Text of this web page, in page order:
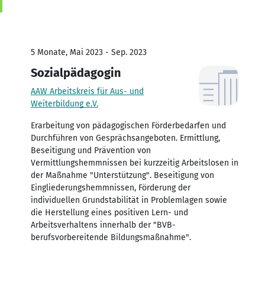
5 Monate, Mai 2023 - Sep. 2023
Sozialpädagogin
AAW Arbeitskreis für Aus- und
Weiterbildung e.V.
Erarbeitung von pädagogischen Förderbedarfen und
Durchführen von Gesprächsangeboten. Ermittlung,
Beseitigung und Prävention von
Vermittlungshemmnissen bei kurzzeitig Arbeitslosen in
der Maßnahme "Unterstützung". Beseitigung von
Eingliederungshemmnissen, Förderung der
individuellen Grundstabilität in Problemlagen sowie
die Herstellung eines positiven Lern- und
Arbeitsverhaltens innerhalb der "BVB-
berufsvorbereitende Bildungsmaßnahme".